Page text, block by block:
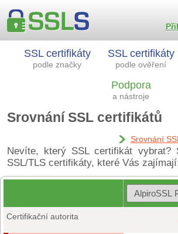
SSL certifikáty
podle značky
SSL certifikáty
podle ověření
Podpora
a nástroje
Srovnání SSL certifikátů
Srovnání
Nevíte, který SSL certifikát vybrat?
SSL/TLS certifikáty, které Vás
Certifikační autorita